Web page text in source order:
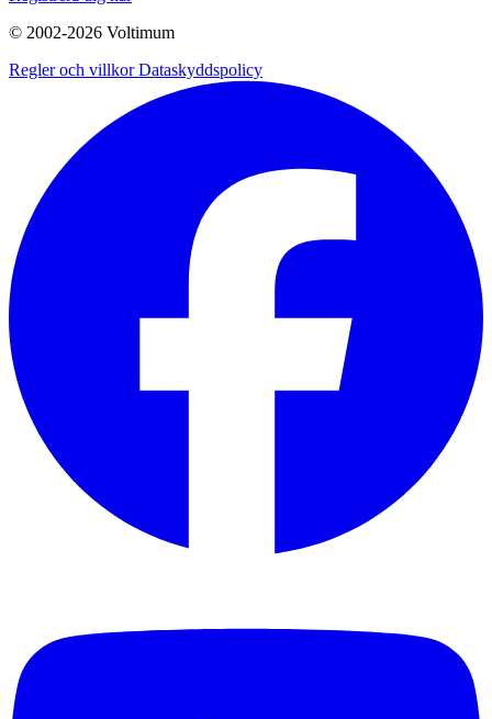
© 2002-2026 Voltimum
Regler och villkorDataskyddspolicy